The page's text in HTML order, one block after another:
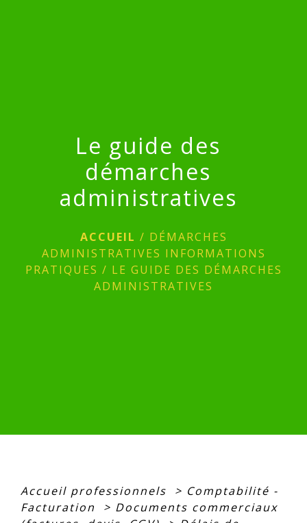
Le guide des
démarches
administratives
ACCUEIL / DÉMARCHES
ADMINISTRATIVES INFORMATIONS
PRATIQUES / LE GUIDE DES DÉMARCHES
ADMINISTRATIVES
Accueil professionnels > Comptabilité -
Facturation
> Documents commerciaux